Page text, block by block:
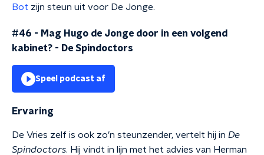
Bot zijn steun uit voor De Jonge.
#46 - Mag Hugo de Jonge door in een volgend
kabinet? - De Spindoctors
Speel podcast af
Ervaring
De Vries zelf is ook zo’n steunzender, vertelt hij in De
Spindoctors. Hij vindt in lijn met het advies van Herman